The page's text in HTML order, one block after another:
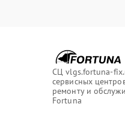
СЦ vlgs.fortuna-
сервисных
ремонту и
Fortuna